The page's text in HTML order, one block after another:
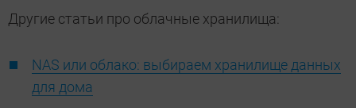
Другие статьи про облачные хранилища:
NAS или облако: выбираем хранилище данных
для дома